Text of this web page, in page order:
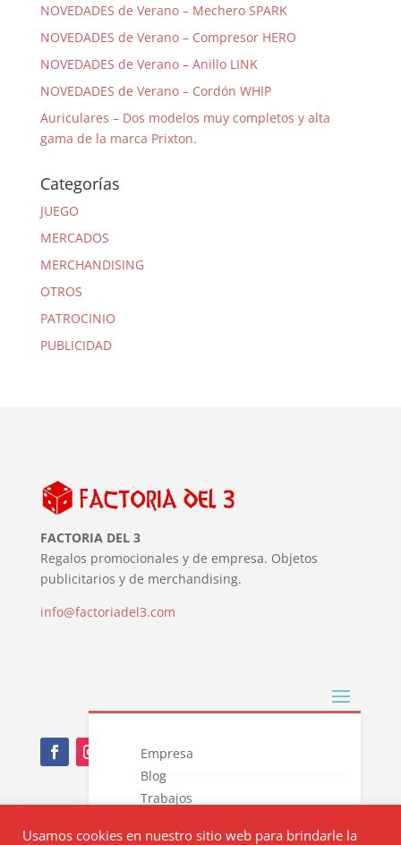
NOVEDADES de Verano – Mechero SPARK
NOVEDADES de Verano – Compresor HERO
NOVEDADES de Verano – Anillo LINK
NOVEDADES de Verano – Cordón WHIP
Auriculares – Dos modelos muy completos y alta
gama de la marca Prixton.
Categorías
JUEGO
MERCADOS
MERCHANDISING
OTROS
PATROCINIO
PUBLICIDAD
FACTORIA DEL 3
Regalos promocionales y de empresa. Objetos
publicitarios y de merchandising.
info@factoriadel3.com
Empresa
Blog
Trabajos
Nota Legal
Usamos cookies en nuestro sitio web para brindarle la